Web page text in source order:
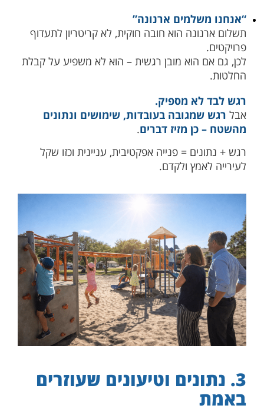
“אנחנו משלמים ארנונה”
תשלום ארנונה הוא חובה חוקית, לא קריטריון לתעדוף
פרויקטים.
לכן, גם אם הוא מובן רגשית – הוא לא משפיע על קבלת
החלטות.
רגש לבד לא מספיק.
אבל רגש שמגובה בעובדות, שימושים ונתונים
מהשטח – כן מזיז דברים.
רגש + נתונים = פנייה אפקטיבית, עניינית וכזו שקל
לעירייה לאמץ ולקדם.
3. נתונים וטיעונים שעוזרים
באמת